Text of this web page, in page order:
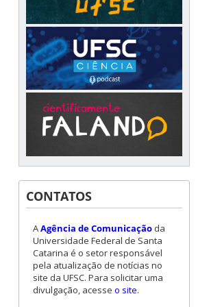
CONTATOS
AAgência de Comunicação da
Universidade Federal de Santa
Catarina é o setor responsável
pela atualização de notícias no
site da UFSC. Para solicitar uma
divulgação, acesse o site.